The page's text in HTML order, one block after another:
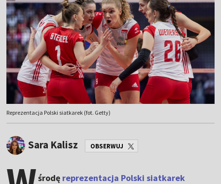
Reprezentacja Polski siatkarek (fot. Getty)
Sara Kalisz OBSERWUJ
środę reprezentacja Polski siatkarek